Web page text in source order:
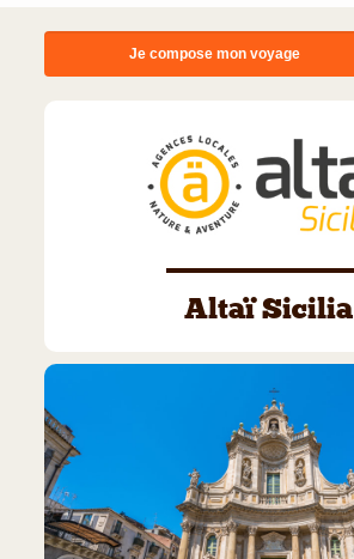
Je compose mon voyage
Altaï Sicilia